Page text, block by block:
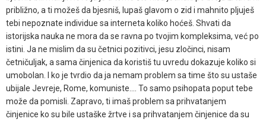
približno, a ti možeš da bjesniš, lupaš glavom o zid i mahnito pljuješ
tebi nepoznate individue sa interneta koliko hoćeš. Shvati da
istorijska nauka ne mora da se ravna po tvojim kompleksima, već po
istini. Ja ne mislim da su četnici pozitivci, jesu zločinci, nisam
četničuljak, a sama činjenica da koristiš tu uvredu dokazuje koliko si
umobolan. I ko je tvrdio da ja nemam problem sa time što su ustaše
ubijale Jevreje, Rome, komuniste.... To samo psihopata poput tebe
može da pomisli. Zapravo, ti imaš problem sa prihvatanjem
činjenice ko su bile ustaške žrtve i sa prihvatanjem činjenice da su